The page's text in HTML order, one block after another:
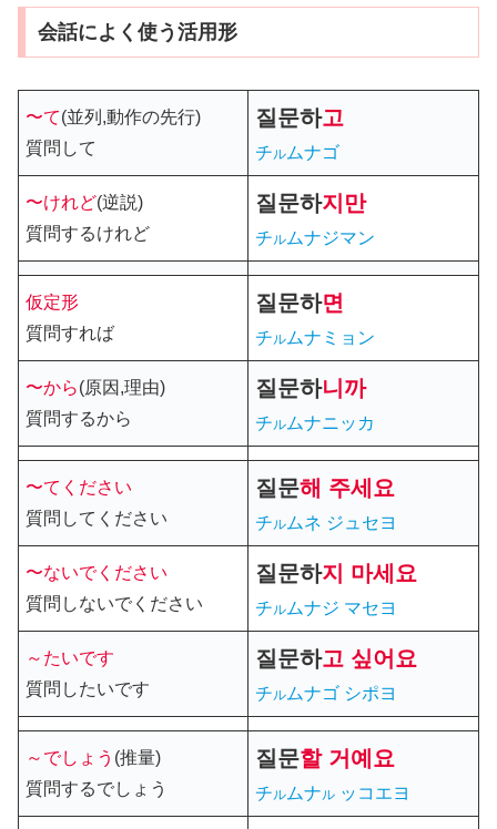
会話によく使う活用形
〜て(並列,動作の先行)
質問して
질문하고
チ ル ムナゴ
〜けれど(逆説)
質問するけれど
질문하지만
チ ル ムナジマン
仮定形
質問すれば
질문하면
チ ル ムナミョン
〜から(原因,理由)
質問するから
질문하니까
チ ル ムナニッカ
〜てください
質問してください
질문해 주세요
チ ル ムネ ジュセヨ
〜ないでください
質問しないでください
질문하지 마세요
チ ル ムナジ マセヨ
～たいです
質問したいです
질문하고 싶어요
チ ル ムナゴ シポヨ
～でしょう (推量)
質問するでしょう
질문할거예요
チ ル ムナ ル ッコエヨ